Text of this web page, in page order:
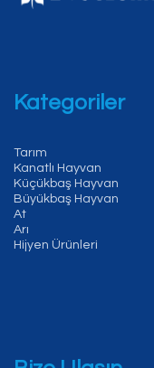
Kategoriler
Tarım
Kanatlı Hayvan
Küçükbaş Hayvan
Büyükbaş Hayvan
At
Arı
Hijyen Ürünleri